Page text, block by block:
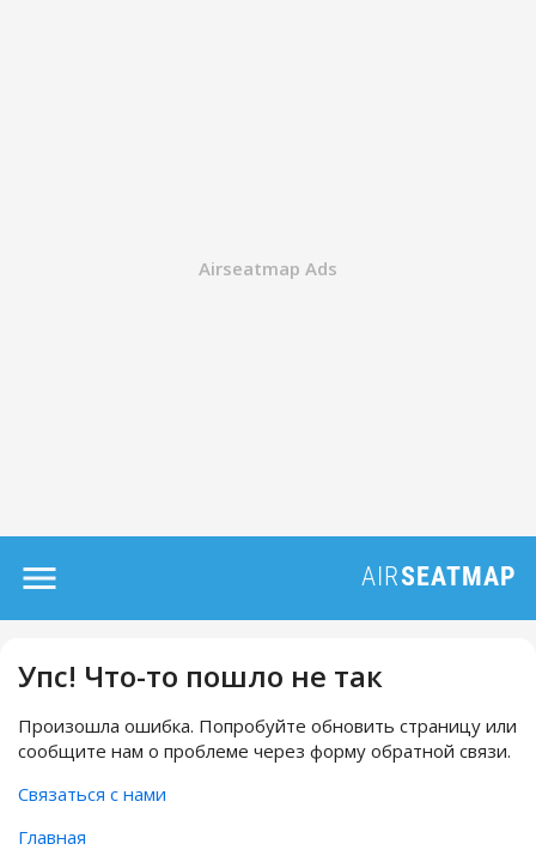
Упс! Что-то пошло не так
Произошла ошибка. Попробуйте обновить страницу или
сообщите нам о проблеме через форму обратной связи.
Связаться с нами
Главная